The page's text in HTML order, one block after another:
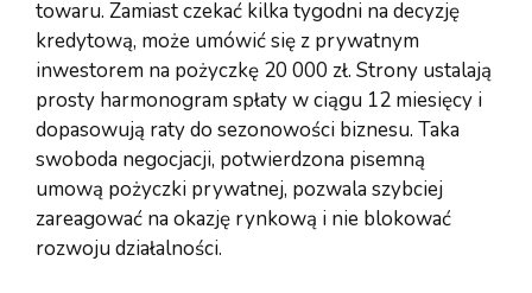
towaru. Zamiast czekać kilka tygodni na decyzję
kredytową, może umówić się z prywatnym
inwestorem na pożyczkę 20 000 zł. Strony ustalają
prosty harmonogram spłaty w ciągu 12 miesięcy i
dopasowują raty do sezonowości biznesu. Taka
swoboda negocjacji, potwierdzona pisemną
umową pożyczki prywatnej, pozwala szybciej
zareagować na okazję rynkową i nie blokować
rozwoju działalności.